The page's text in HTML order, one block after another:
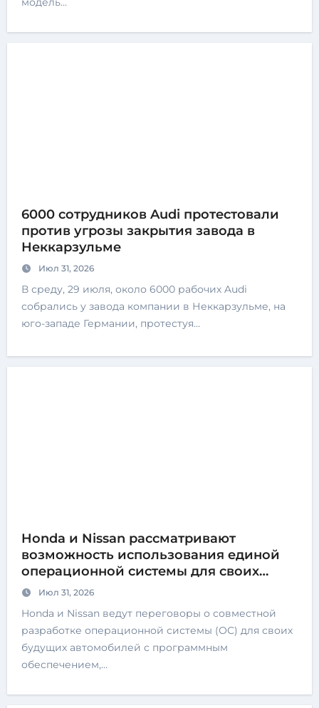
6000 сотрудников Audi протестовали
против угрозы закрытия завода в
Неккарзульме
Июл 31, 2026
В среду, 29 июля, около 6000 рабочих Audi
собрались у завода компании в Неккарзульме, на
юго-западе Германии, протестуя…
Honda и Nissan рассматривают
возможность использования единой
операционной системы для своих
будущих автомобилей
Июл 31, 2026
Honda и Nissan ведут переговоры о совместной
разработке операционной системы (ОС) для своих
будущих автомобилей с программным
обеспечением,…